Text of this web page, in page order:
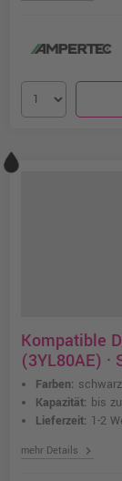
Kompatible
(3YL80AE) ·
Farben: schwarz
Kapazität: bis
Lieferzeit: 1-2
mehr Details chevron_right